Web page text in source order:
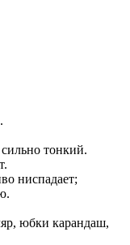
тонкий.
ниспадает;
юбки карандаш,